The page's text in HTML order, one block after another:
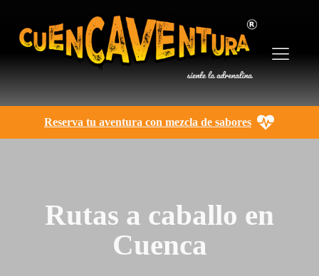
Reserva tu aventura con mezcla de sabores
Rutas a caballo en
Cuenca